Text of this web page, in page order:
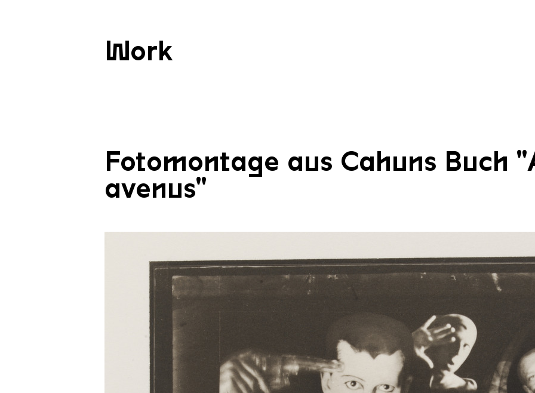
Work
Fotomontage aus Cahuns Buch
avenus"